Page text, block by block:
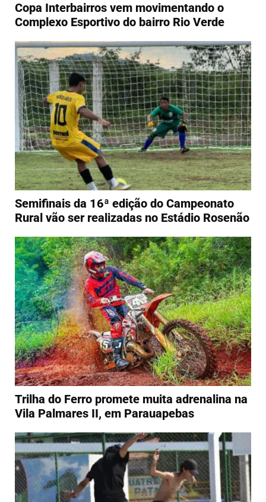
Copa Interbairros vem movimentando o
Complexo Esportivo do bairro Rio Verde
Semifinais da 16ª edição do Campeonato
Rural vão ser realizadas no Estádio Rosenão
Trilha do Ferro promete muita adrenalina na
Vila Palmares II, em Parauapebas